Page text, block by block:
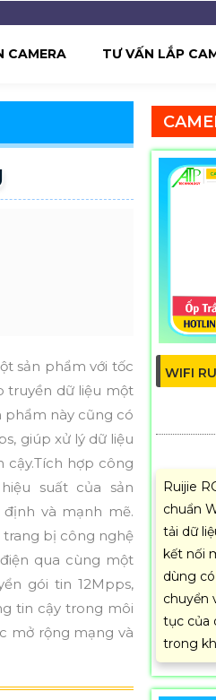
CAMERA TƯ VẤN LẮP
sản phẩm với tốc
truyền dữ liệu một
phẩm này cũng có
giúp xử lý dữ liệu
cậy.Tích hợp công
suất của sản
và mạnh mẽ.
trang bị công nghệ
qua cùng một
gói tin 12Mpps,
tin cậy trong môi
mở rộng mạng và
WIFI
Ruijie
chuẩn
tải dữ
kết nối
dùng
chuyển
tục của
trong